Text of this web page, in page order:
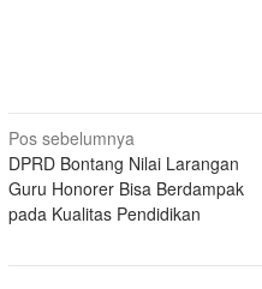
Navigasi
pos
Pos sebelumnya
DPRD Bontang Nilai Larangan
Guru Honorer Bisa Berdampak
pada Kualitas Pendidikan